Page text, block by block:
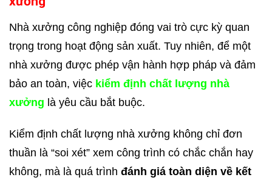
Nhà xưởng công nghiệp đóng vai trò cực kỳ quan
trọng trong hoạt động sản xuất. Tuy nhiên, để một
nhà xưởng được phép vận hành hợp pháp và đảm
bảo an toàn, việc kiểm định chất lượng nhà
xưởng là yêu cầu bắt buộc.
Kiểm định chất lượng nhà xưởng không chỉ đơn
thuần là “soi xét” xem công trình có chắc chắn hay
không, mà là quá trình đánh giá toàn diện về kết